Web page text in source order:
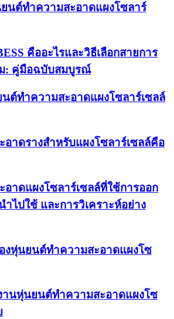
นต์ทำความสะอาดแผงโซลาร์
คืออะไรและวิธีเลือกสายการ
: คู่มือฉบับสมบูรณ์
ต์ทำความสะอาดแผงโซลาร์เซลล์
าดรางสำหรับแผงโซลาร์เซลล์คือ
าดแผงโซลาร์เซลล์ที่ใช้การออก
ไปใช้ และการวิเคราะห์อย่าง
งหุ่นยนต์ทำความสะอาดแผงโซ
นหุ่นยนต์ทำความสะอาดแผงโซ